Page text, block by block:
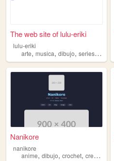
The web site of lulu-eriki
lulu-eriki
arte, musica, dibujo, series,libros
Nanikore
nanikore
anime, dibujo, crochet, creatividad